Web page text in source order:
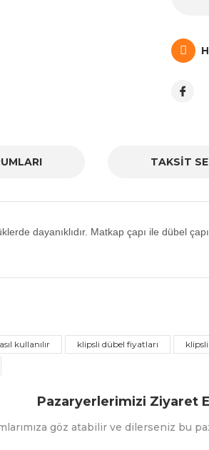
TAKSİT
dayanıklıdır. Matkap çapı ile dübel
kullanılır klipsli dübel fiyatları klipsli
Pazaryerlerimizi Ziyaret
göz atabilir ve dilerseniz bu